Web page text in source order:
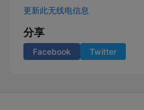
更新此无线电信息
分享
Facebook Twitter